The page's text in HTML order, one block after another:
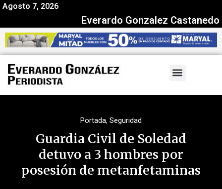
Agosto 7, 2026
Everardo Gonzalez Castanedo
Portada, Seguridad
Guardia Civil de Soledad
detuvo a 3 hombres por
posesión de metanfetaminas